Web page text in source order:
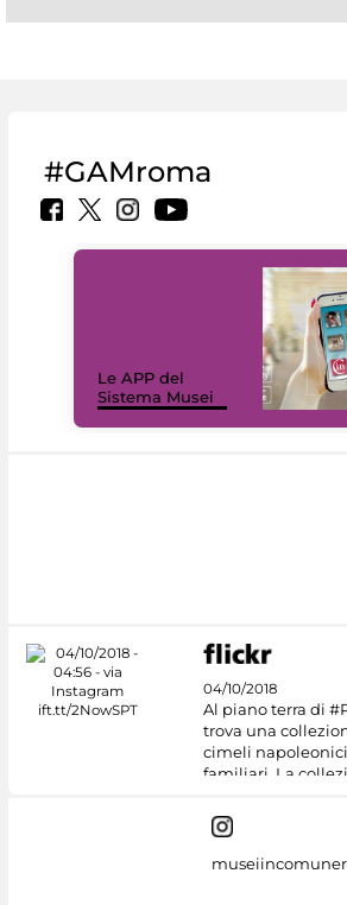
#GAMroma
Le APP del
Sistema Musei
04/10/2018
Al piano terra di
trova una
cimeli
familiari. La